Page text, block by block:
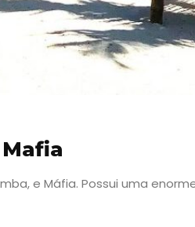
e Máfia. Possui uma